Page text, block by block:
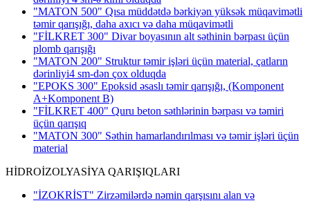
"MATON 500" Qısa müddətdə bərkiyən yüksək müqavimətli
təmir qarışığı, daha axıcı və daha müqavimətli
"FİLKRET 300" Divar boyasının alt səthinin bərpası üçün
plomb qarışığı
"MATON 200" Struktur təmir işləri üçün material, çatların
dərinliyi4 sm-dən çox olduqda
"EPOKS 300" Epoksid əsaslı təmir qarışığı, (Komponent
A+Komponent B)
"FİLKRET 400" Quru beton səthlərinin bərpası və təmiri
üçün qarışıq
"MATON 300" Səthin hamarlandırılması və təmir işləri üçün
material
HİDROİZOLYASİYA QARIŞIQLARI
"İZOKRİST" Zirzəmilərdə nəmin qarşısını alan və